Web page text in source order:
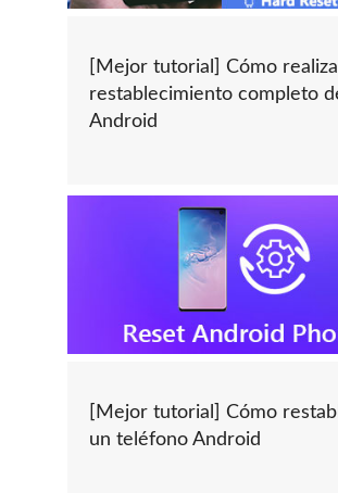
[Mejor tutorial] Cómo
restablecimiento completo
Android
[Mejor tutorial] Cómo
un teléfono Android